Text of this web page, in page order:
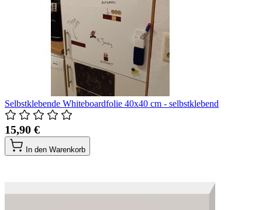
Selbstklebende Whiteboardfolie 40x40 cm - selbstklebend
15,90 €
In den Warenkorb